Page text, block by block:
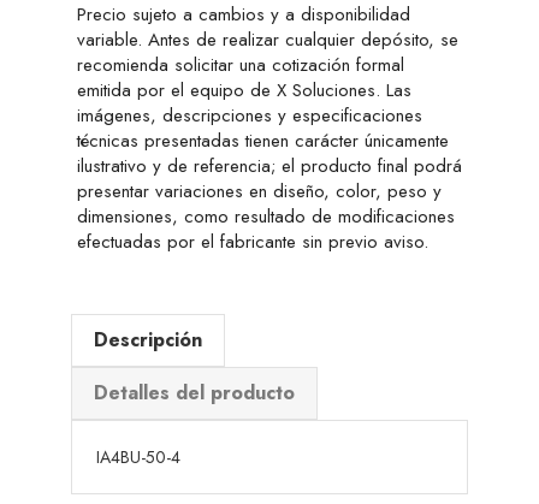
Precio sujeto a cambios y a disponibilidad
variable. Antes de realizar cualquier depósito, se
recomienda solicitar una cotización formal
emitida por el equipo de X Soluciones. Las
imágenes, descripciones y especificaciones
técnicas presentadas tienen carácter únicamente
ilustrativo y de referencia; el producto final podrá
presentar variaciones en diseño, color, peso y
dimensiones, como resultado de modificaciones
efectuadas por el fabricante sin previo aviso.
Descripción
Detalles del producto
IA4BU-50-4